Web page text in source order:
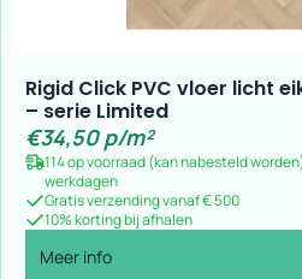
Rigid Click PVC vloer licht
– serie Limited
€34,50p/m²
114 op voorraad (kan nabesteld
werkdagen
Gratis verzending vanaf € 500
10% korting bij afhalen
Meer info